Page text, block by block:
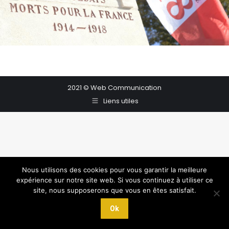
2021 © Web Communication
Liens utiles
Nous utilisons des cookies pour vous garantir la meilleure
expérience sur notre site web. Si vous continuez à utiliser ce
site, nous supposerons que vous en êtes satisfait.
Ok